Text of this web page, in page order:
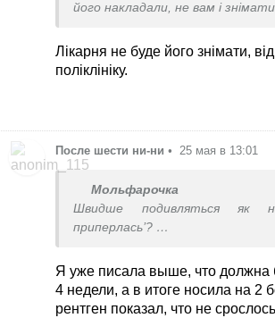
його накладали, не вам і знімати
Лікарня не буде його знімати,
поліклініку.
После шести ни-ни • 25 мая в 13:01
Мольфарочка
Швидше подивляться як
приперлась’?
травматолога ортопеда.
розрізав гіпс і ....все.
руку, вона не піднімалася
Я уже писала выше, что должна
4 недели, а в итоге носила на 2
рентген показал, что не